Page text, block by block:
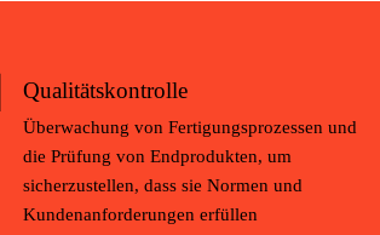
Qualitätskontrolle
Überwachung von Fertigungsprozessen und
die Prüfung von Endprodukten, um
sicherzustellen, dass sie Normen und
Kundenanforderungen erfüllen